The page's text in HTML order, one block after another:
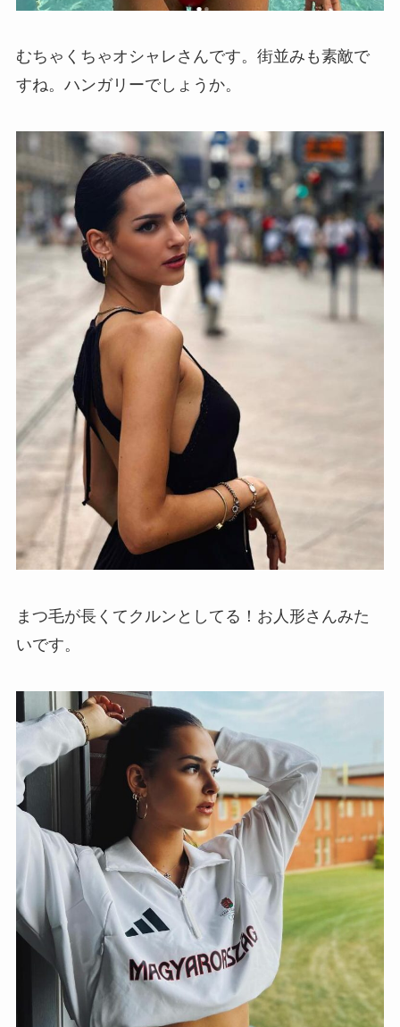
むちゃくちゃオシャレさんです。街並みも素敵で
すね。ハンガリーでしょうか。
まつ毛が長くてクルンとしてる！お人形さんみた
いです。